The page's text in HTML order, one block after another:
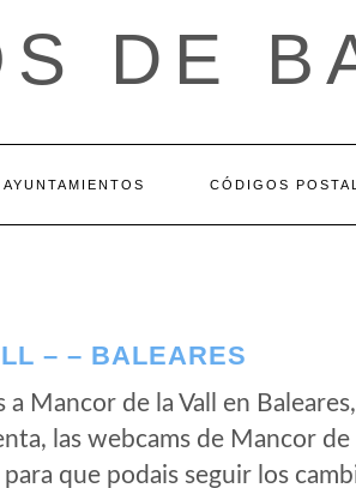
DE
AYUNTAMIENTOS CÓDIGOS
– – BALEARES
Mancor de la Vall en
las webcams de Mancor de
que podais seguir los